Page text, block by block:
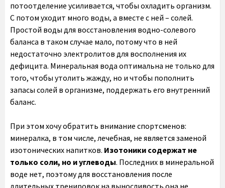
потоотделение усиливается, чтобы охладить организм.
С потом уходит много воды, а вместе с ней – солей.
Простой воды для восстановления водно-солевого
баланса в таком случае мало, потому что в ней
недостаточно электролитов для восполнения их
дефицита. Минеральная вода оптимальна не только для
того, чтобы утолить жажду, но и чтобы пополнить
запасы солей в организме, поддержать его внутренний
баланс.
При этом хочу обратить внимание спортсменов:
минералка, в том числе, лечебная, не является заменой
изотонических напитков. Изотоники содержат не
только соли, но и углеводы. Последних в минеральной
воде нет, поэтому для восстановления после
длительных тренировок на выносливость она не